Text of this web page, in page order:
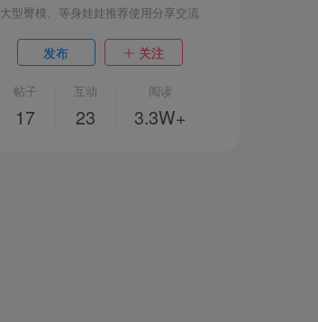
大型臀模、等身娃娃推荐使用分享交流
发布 关注
帖子
17
互动
23
阅读
3.3W+